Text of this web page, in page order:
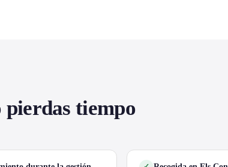
pierdas tiempo